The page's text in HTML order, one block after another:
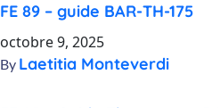
FE 89 – guide BAR-TH-175
octobre 9, 2025
By Laetitia Monteverdi